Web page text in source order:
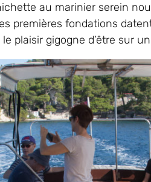
au marinier serein
premières fondations
plaisir gigogne d’être sur